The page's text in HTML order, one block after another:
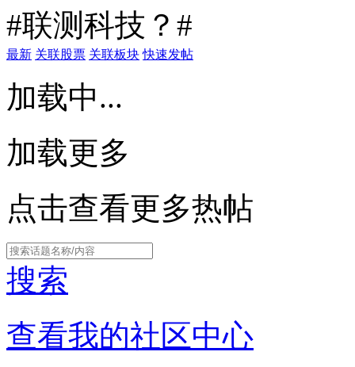
#联测科技？#
最新 关联股票 关联板块 快速发帖
加载中...
加载更多
点击查看更多热帖
搜索
查看我的社区中心